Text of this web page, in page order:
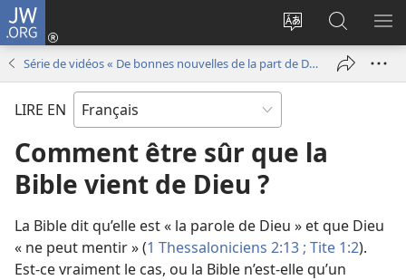
JW.ORG
Changer
la
langue
Se
connecter
(ouvre
nouvelle
sur
JW.ORG
Série de vidéos « De bonnes nouvelles de la part de Dieu ! »
LIRE EN
Comment être sûr que la
Bible vient de Dieu ?
La Bible dit qu’elle est « la parole de Dieu » et que Dieu
« ne peut mentir » (1 Thessaloniciens 2:13 ; Tite 1:2).
Est-ce vraiment le cas, ou la Bible n’est-elle qu’un